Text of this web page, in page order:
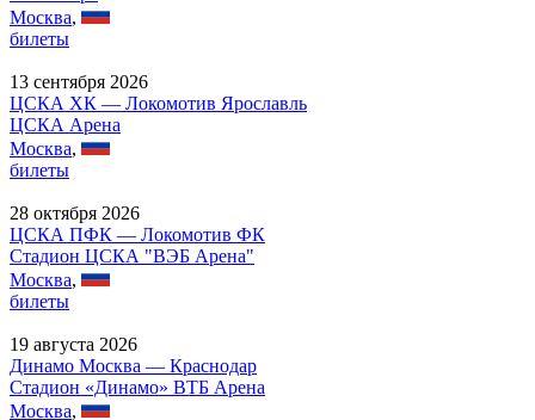
Москва,
билеты
13 сентября 2026
ЦСКА ХК — Локомотив Ярославль
ЦСКА Арена
Москва,
билеты
28 октября 2026
ЦСКА ПФК — Локомотив ФК
Стадион ЦСКА "ВЭБ Арена"
Москва,
билеты
19 августа 2026
Динамо Москва — Краснодар
Стадион «Динамо» ВТБ Арена
Москва,